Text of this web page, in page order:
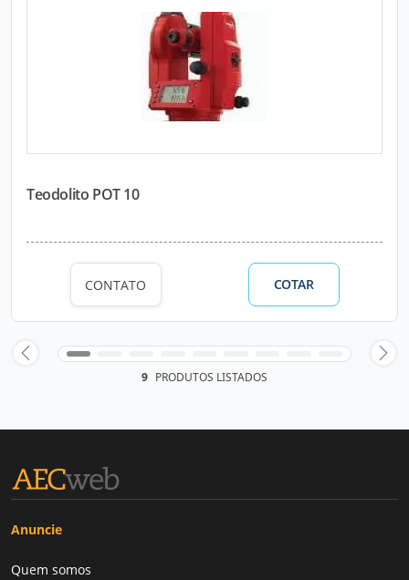
Teodolito POT 10
CONTATO COTAR
9 PRODUTOS LISTADOS
Anuncie
Quem somos